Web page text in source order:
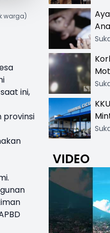
warga)
ini,
provinsi
VIDEO